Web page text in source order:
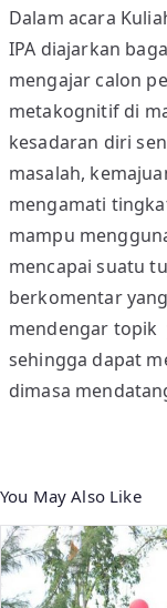
Dalam acara
IPA diajarkan
mengajar calon
metakognitif di
kesadaran diri
masalah,
mengamati
mampu
mencapai suatu
berkomentar
mendengar topik
sehingga dapat
dimasa
You May Also Like